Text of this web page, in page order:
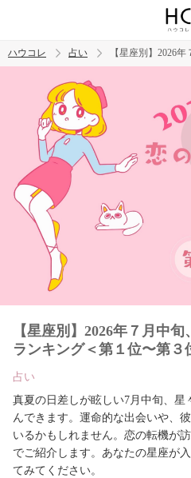
トレンド ワード
ハウコレ 占い 【星座別】2026
【星座別】2026年７月中
ランキング＜第１位〜第３
占い
真夏の日差しが眩しい7月中旬、星
んできます。運命的な出会いや、
いるかもしれません。恋の転機が
でご紹介します。あなたの星座が
てみてください。